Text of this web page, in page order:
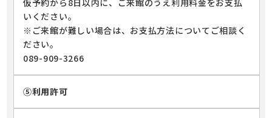
仮予約から8日以内に、ご来館のうえ利用料金をお支払
いください。
※ご来館が難しい場合は、お支払方法についてご相談く
ださい。
089-909-3266
⑤利用許可